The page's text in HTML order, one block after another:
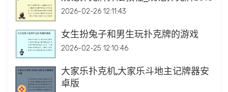
2026-02-26 12:11:43
女生扮兔子和男生玩扑克牌的游戏
2026-02-25 12:10:46
大家乐扑克机,大家乐斗地主记牌器安
卓版